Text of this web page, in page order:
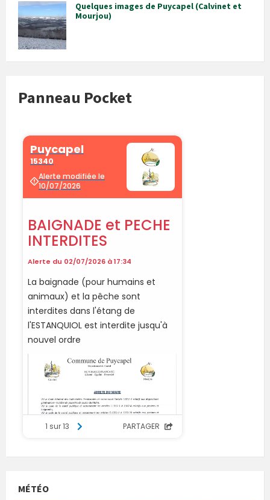
Quelques images de Puycapel (Calvinet et
Mourjou)
Panneau Pocket
MÉTÉO